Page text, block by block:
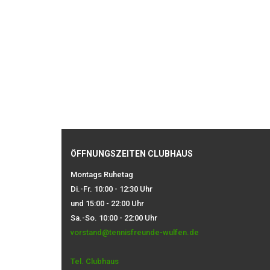
ÖFFNUNGSZEITEN CLUBHAUS
Montags Ruhetag
Di.-Fr. 10:00 - 12:30 Uhr
und 15:00 - 22:00 Uhr
Sa.-So. 10:00 - 22:00 Uhr
vorstand@tennisfreunde-wulfen.de
Tel. Clubhaus